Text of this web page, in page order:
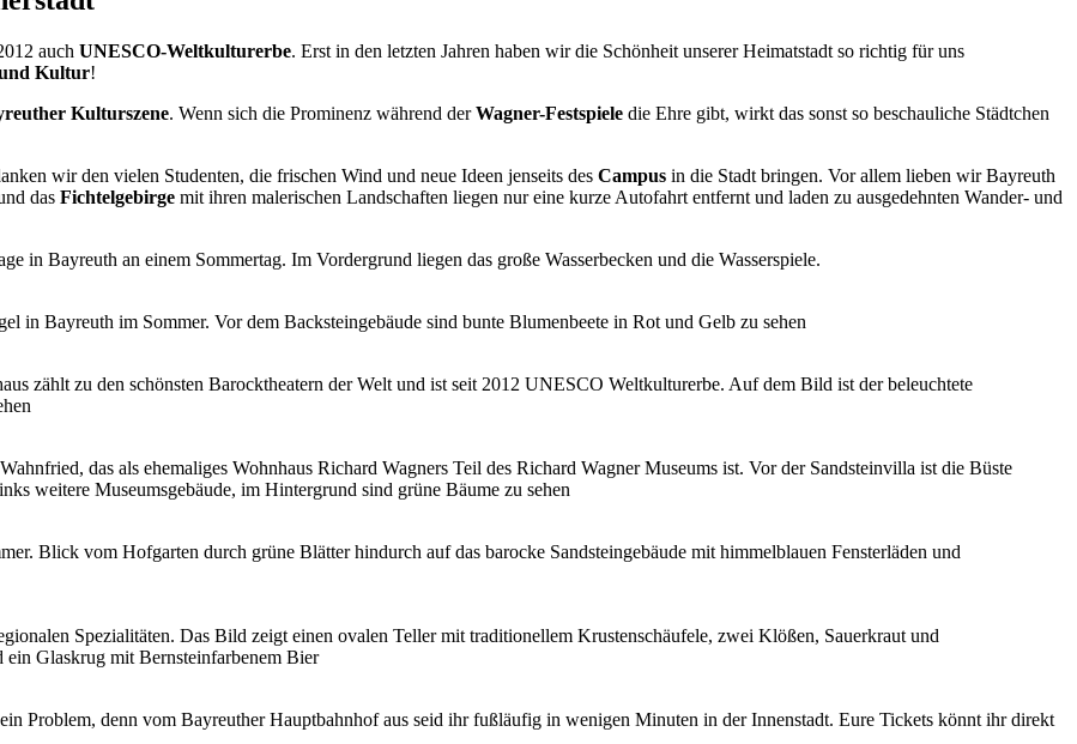
auch UNESCO-Weltkulturerbe. Erst in den letzten Jahren haben wir die Schönheit unserer Heimatstadt so richtig für uns
Kultur!
Kulturszene. Wenn sich die Prominenz während derWagner-Festspiele die Ehre gibt, wirkt das sonst so beschauliche Städtchen
wir den vielen Studenten, die frischen Wind und neue Ideen jenseits des Campus in die Stadt bringen. Vor allem lieben wir Bayreuth
das Fichtelgebirge mit ihren malerischen Landschaften liegen nur eine kurze Autofahrt entfernt und laden zu ausgedehnten Wander- und
Problem, denn vom Bayreuther Hauptbahnhof aus seid ihr fußläufig in wenigen Minuten in der Innenstadt. Eure Tickets könnt ihr direkt